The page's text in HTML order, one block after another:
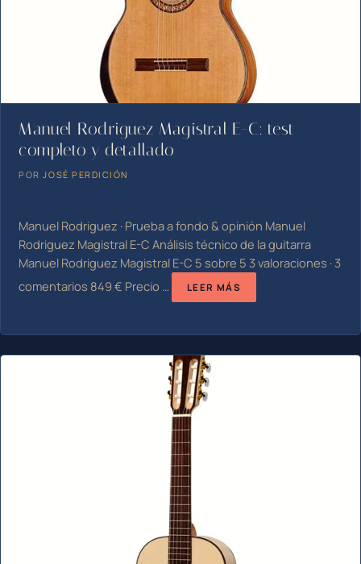
Manuel Rodriguez Magistral E-C: test
completo y detallado
PORJOSÉ PERDICIÓN
Manuel Rodriguez · Prueba a fondo & opinión Manuel
Rodriguez Magistral E-C Análisis técnico de la guitarra
Manuel Rodriguez Magistral E-C 5 sobre 5 3 valoraciones · 3
comentarios 849 € Precio …
LEER MÁS